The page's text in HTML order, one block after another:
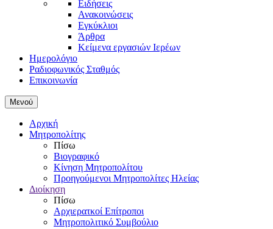
Ειδήσεις
Ανακοινώσεις
Εγκύκλιοι
Άρθρα
Κείμενα εργασιών Ιερέων
Ημερολόγιο
Ραδιοφωνικός Σταθμός
Επικοινωνία
Μενού
Αρχική
Μητροπολίτης
Πίσω
Βιογραφικό
Κίνηση Μητροπολίτου
Προηγούμενοι Μητροπολίτες Ηλείας
Διοίκηση
Πίσω
Αρχιερατκοί Επίτροποι
Μητροπολιτικό Συμβούλιο